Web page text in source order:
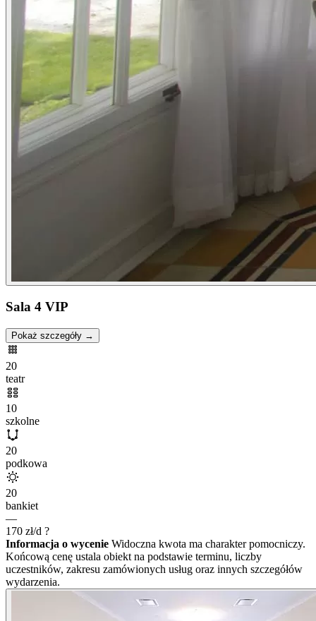
Sala 4 VIP
Pokaż szczegóły →
20
teatr
10
szkolne
20
podkowa
20
bankiet
—
170 zł/d ?
Informacja o wycenie Widoczna kwota ma charakter pomocniczy.
Końcową cenę ustala obiekt na podstawie terminu, liczby
uczestników, zakresu zamówionych usług oraz innych szczegółów
wydarzenia.